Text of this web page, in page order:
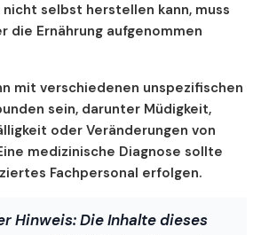
nicht selbst herstellen kann, muss
die Ernährung aufgenommen
mit verschiedenen unspezifischen
sein, darunter Müdigkeit,
oder Veränderungen von
medizinische Diagnose sollte
Fachpersonal erfolgen.
Hinweis:Die Inhalte dieses
Zelltod
Mittel